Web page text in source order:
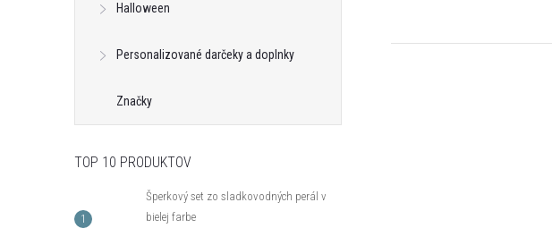
Halloween
Personalizované darčeky a doplnky
Značky
TOP 10 PRODUKTOV
Šperkový set zo sladkovodných perál v
bielej farbe